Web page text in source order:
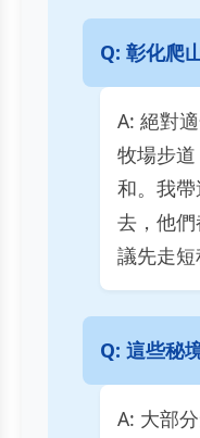
Q: 彰化爬
A: 絕對
牧場步
和。我
去，他
議先走短
Q: 這些秘
A: 大部